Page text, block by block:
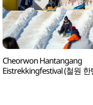
Cheorwon Hantangang
Eistrekkingfestival (철원 한